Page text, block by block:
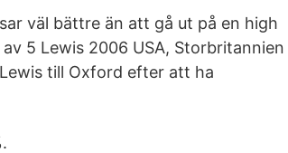
väl bättre än att gå ut på en high
5 Lewis 2006 USA, Storbritannien
till Oxford efter att ha